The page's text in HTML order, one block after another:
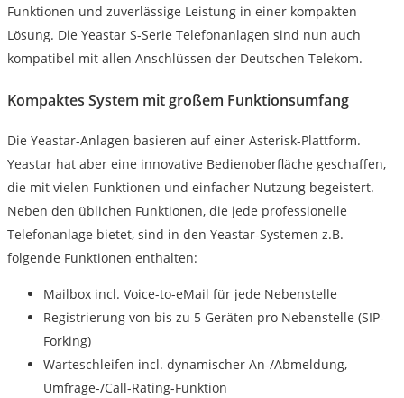
Funktionen und zuverlässige Leistung in einer kompakten
Lösung. Die Yeastar S-Serie Telefonanlagen sind nun auch
kompatibel mit allen Anschlüssen der Deutschen Telekom.
Kompaktes System mit großem Funktionsumfang
Die Yeastar-Anlagen basieren auf einer Asterisk-Plattform.
Yeastar hat aber eine innovative Bedienoberfläche geschaffen,
die mit vielen Funktionen und einfacher Nutzung begeistert.
Neben den üblichen Funktionen, die jede professionelle
Telefonanlage bietet, sind in den Yeastar-Systemen z.B.
folgende Funktionen enthalten:
Mailbox incl. Voice-to-eMail für jede Nebenstelle
Registrierung von bis zu 5 Geräten pro Nebenstelle (SIP-
Forking)
Warteschleifen incl. dynamischer An-/Abmeldung,
Umfrage-/Call-Rating-Funktion